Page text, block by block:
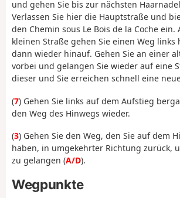
und gehen Sie bis zur nächsten
Verlassen Sie hier die Hauptstraße und
den Chemin sous Le Bois de la Coche ein.
kleinen Straße gehen Sie einen Weg
dann wieder hinauf. Gehen Sie an einer
vorbei und gelangen Sie wieder auf eine
dieser und Sie erreichen schnell eine
(7) Gehen Sie links auf dem Aufstieg
den Weg des Hinwegs wieder.
(3) Gehen Sie den Weg, den Sie auf dem
haben, in umgekehrter Richtung zurück,
zu gelangen (A/D).
Wegpunkte